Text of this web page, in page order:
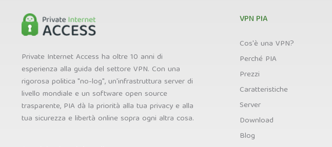
Private Internet Access ha oltre 10 anni di
esperienza alla guida del settore VPN. Con una
rigorosa politica "no-log", un'infrastruttura server di
livello mondiale e un software open source
trasparente, PIA dà la priorità alla tua privacy e alla
tua sicurezza e libertà online sopra ogni altra cosa.
VPN PIA
Cos'è una VPN?
Perché PIA
Prezzi
Caratteristiche
Server
Download
Blog